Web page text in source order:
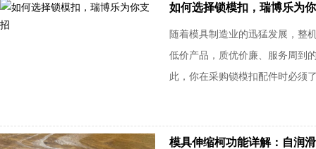
如何选择锁模扣，瑞博乐为
随着模具制造业的迅猛发展，整
低价产品，质优价廉、服务周到
此，你在采购锁模扣配件时必须
模具伸缩柯功能详解：自润